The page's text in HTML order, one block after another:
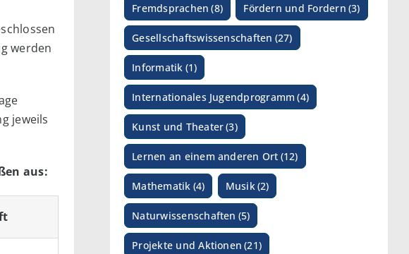
werden
jeweils
aus:
Fremdsprachen (8) Fördern und Fordern (3)
Gesellschaftswissenschaften (27)
Informatik (1)
Internationales Jugendprogramm (4)
Kunst und Theater(3)
Lernen an einem anderen Ort (12)
Mathematik (4) Musik (2)
Naturwissenschaften (5)
Projekte und Aktionen (21)